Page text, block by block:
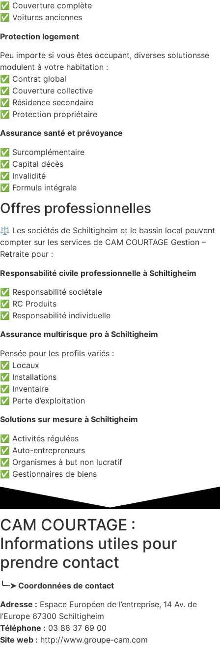
✅ Couverture complète
✅ Voitures anciennes
Protection logement
Peu importe si vous êtes occupant, diverses solutionsse
modulent à votre habitation :
✅ Contrat global
✅ Couverture collective
✅ Résidence secondaire
✅ Protection propriétaire
Assurance santé et prévoyance
✅ Surcomplémentaire
✅ Capital décès
✅ Invalidité
✅ Formule intégrale
Offres professionnelles
⚖️ Les sociétés de Schiltigheim et le bassin local peuvent
compter sur les services de CAM COURTAGE Gestion –
Retraite pour :
Responsabilité civile professionnelle à Schiltigheim
✅ Responsabilité sociétale
✅ RC Produits
✅ Responsabilité individuelle
Assurance multirisque pro à Schiltigheim
Pensée pour les profils variés :
✅ Locaux
✅ Installations
✅ Inventaire
✅ Perte d’exploitation
Solutions sur mesure à Schiltigheim
✅ Activités régulées
✅ Auto-entrepreneurs
✅ Organismes à but non lucratif
✅ Gestionnaires de biens
CAM COURTAGE :
Informations utiles pour
prendre contact
╰┈➤ Coordonnées de contact
Adresse : Espace Européen de l’entreprise, 14 Av. de
l’Europe 67300 Schiltigheim
Téléphone : 03 88 37 69 00
Site web : http://www.groupe-cam.com